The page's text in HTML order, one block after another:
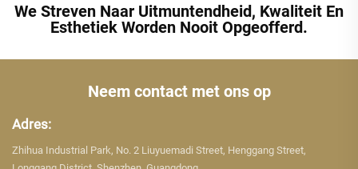
We Streven Naar Uitmuntendheid, Kwaliteit En
Esthetiek Worden Nooit Opgeofferd.
Neem contact met ons op
Adres:
Zhihua Industrial Park, No. 2 Liuyuemadi Street, Henggang Street,